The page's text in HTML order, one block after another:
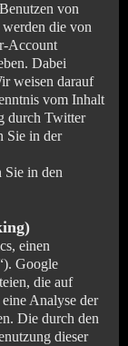
von
die von
Account
Dabei
weisen darauf
vom Inhalt
durch Twitter
Sie in der
Sie in den
einen
Google
die auf
Analyse der
Die durch den
dieser